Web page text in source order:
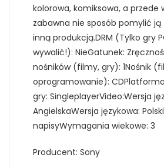
kolorowa, komiksowa, a przede
zabawna nie sposób pomylić ją
inną produkcją.DRM (Tylko gry
wywalić!): NieGatunek:
nośników (filmy, gry): 1Nośnik
oprogramowanie):
gry: SingleplayerVideo:Wersja
AngielskaWersja językowa:
napisyWymagania wiekowe: 3
Producent: Sony